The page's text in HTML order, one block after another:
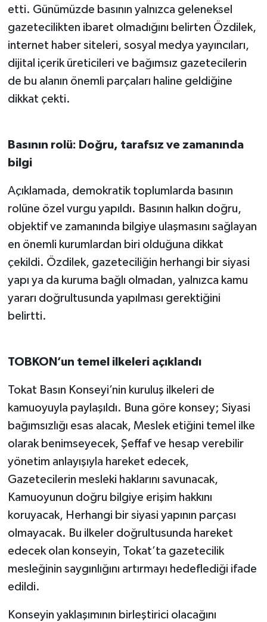
etti. Günümüzde basının yalnızca geleneksel
gazetecilikten ibaret olmadığını belirten Özdilek,
internet haber siteleri, sosyal medya yayıncıları,
dijital içerik üreticileri ve bağımsız gazetecilerin
de bu alanın önemli parçaları haline geldiğine
dikkat çekti.
Basının rolü: Doğru, tarafsız ve zamanında
bilgi
Açıklamada, demokratik toplumlarda basının
rolüne özel vurgu yapıldı. Basının halkın doğru,
objektif ve zamanında bilgiye ulaşmasını sağlayan
en önemli kurumlardan biri olduğuna dikkat
çekildi. Özdilek, gazeteciliğin herhangi bir siyasi
yapı ya da kuruma bağlı olmadan, yalnızca kamu
yararı doğrultusunda yapılması gerektiğini
belirtti.
TOBKON’un temel ilkeleri açıklandı
Tokat Basın Konseyi’nin kuruluş ilkeleri de
kamuoyuyla paylaşıldı. Buna göre konsey; Siyasi
bağımsızlığı esas alacak, Meslek etiğini temel ilke
olarak benimseyecek, Şeffaf ve hesap verebilir
yönetim anlayışıyla hareket edecek,
Gazetecilerin mesleki haklarını savunacak,
Kamuoyunun doğru bilgiye erişim hakkını
koruyacak, Herhangi bir siyasi yapının parçası
olmayacak. Bu ilkeler doğrultusunda hareket
edecek olan konseyin, Tokat’ta gazetecilik
mesleğinin saygınlığını artırmayı hedeflediği ifade
edildi.
Konseyin yaklaşımının birleştirici olacağını